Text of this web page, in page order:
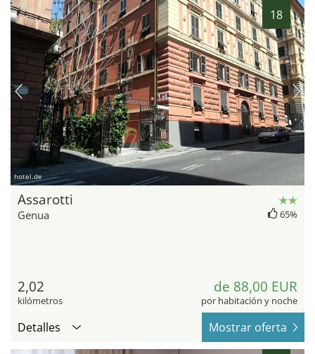
18
hotel.de
Assarotti
Genua 65%
2,02
kilómetros
de 88,00 EUR
por habitación y noche
Detalles Mostrar oferta